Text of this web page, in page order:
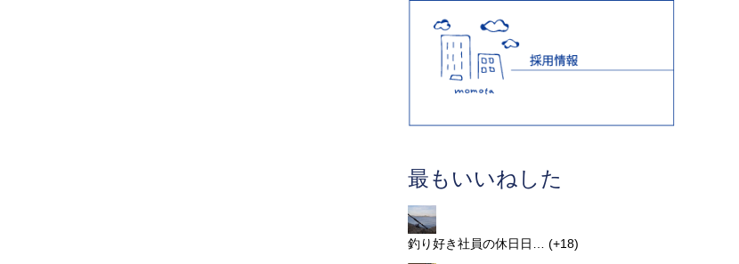
最もいいねした
釣り好き社員の休日日… +18